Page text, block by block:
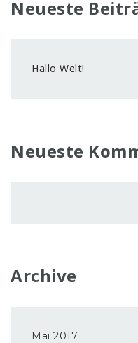
Neueste
Hallo Welt!
Neueste
Archive
Mai 2017